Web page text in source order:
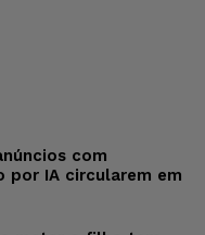
com
por IA circularem em